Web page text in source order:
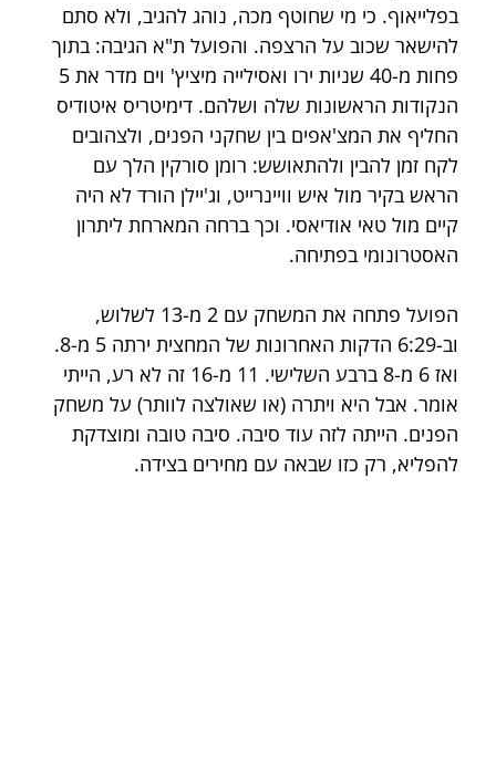
בפלייאוף. כי מי שחוטף מכה, נוהג להגיב, ולא סתם
להישאר שכוב על הרצפה. והפועל ת"א הגיבה: בתוך
הנקודות הראשונות שלה ושלהם. דימיטריס איטודיס
החליף את המצ'אפים בין שחקני הפנים, ולצהובים
לקח זמן להבין ולהתאושש: רומן סורקין הלך עם
הראש בקיר מול איש וויינרייט, וג'יילן הורד לא היה
קיים מול טאי אודיאסי. וכך ברחה המארחת ליתרון
האסטרונומי בפתיחה.
הפועל פתחה את המשחק עם 2 מ-13 לשלוש,
וב-6:29 הדקות האחרונות של המחצית ירתה 5 מ-8.
ואז 6 מ-8 ברבע השלישי. 11 מ-16 זה לא רע, הייתי
אומר. אבל היא ויתרה (או שאולצה לוותר) על משחק
הפנים. הייתה לזה עוד סיבה. סיבה טובה ומוצדקת
להפליא, רק כזו שבאה עם מחירים בצידה.